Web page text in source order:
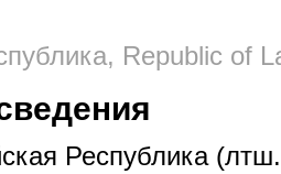
Republic of
Республика